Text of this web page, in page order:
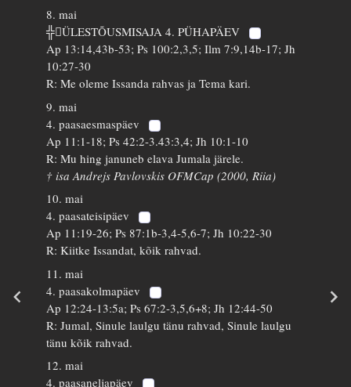
8. mai
╬ÜLESTÕUSMISAJA 4. PÜHAPÄEV
Ap 13:14,43b-53; Ps 100:2,3,5; Ilm 7:9,14b-17; Jh
10:27-30
R: Me oleme Issanda rahvas ja Tema kari.
9. mai
4. paasaesmaspäev
Ap 11:1-18; Ps 42:2-3.43:3,4; Jh 10:1-10
R: Mu hing januneb elava Jumala järele.
† isa Andrejs Pavlovskis OFMCap (2000, Riia)
10. mai
4. paasateisipäev
Ap 11:19-26; Ps 87:1b-3,4-5,6-7; Jh 10:22-30
R: Kiitke Issandat, kõik rahvad.
11. mai
4. paasakolmapäev
Ap 12:24-13:5a; Ps 67:2-3,5,6+8; Jh 12:44-50
R: Jumal, Sinule laulgu tänu rahvad, Sinule laulgu
tänu kõik rahvad.
12. mai
4. paasaneljapäev